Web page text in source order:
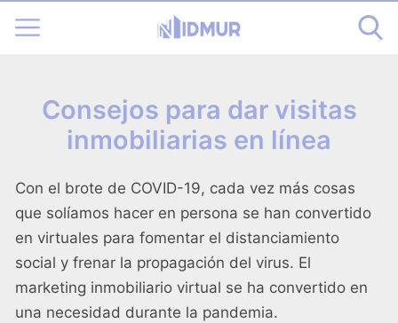
Consejos para dar visitas
inmobiliarias en línea
Con el brote de COVID-19, cada vez más cosas
que solíamos hacer en persona se han convertido
en virtuales para fomentar el distanciamiento
social y frenar la propagación del virus. El
marketing inmobiliario virtual se ha convertido en
una necesidad durante la pandemia.